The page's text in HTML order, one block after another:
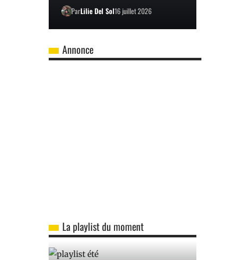
ParLilie Del Sol16 juillet 2026
Annonce
La playlist du moment